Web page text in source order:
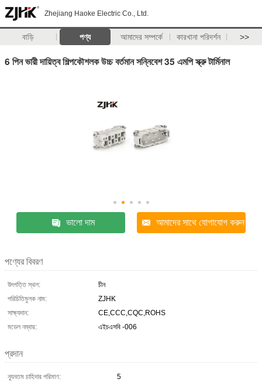
Zhejiang Haoke Electric Co., Ltd.
বাড়ি পণ্য আমাদের সম্পর্কে কারখানা পরিদর্শন >>
6 পিন ভারী দায়িত্ব শিল্পকৌশলক উচ্চ বর্তমান সন্নিবেশ 35 এমপি স্ক্রু টার্মিনাল
ভালো দাম আমাদের সাথে যোগাযোগ করুন
পণ্যের বিবরণ
উৎপত্তি স্থল:
চীন
পরিচিতিমুলক নাম:
ZJHK
সাক্ষ্যদান:
CE,CCC,CQC,ROHS
মডেল নম্বার:
এইচএসবি -006
প্রদান
ন্যূনতম চাহিদার পরিমাণ:
5